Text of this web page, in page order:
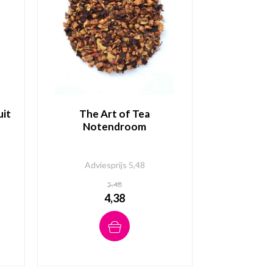
The Art of Tea
Notendroom
Adviesprijs 5,48
5,48
4,38